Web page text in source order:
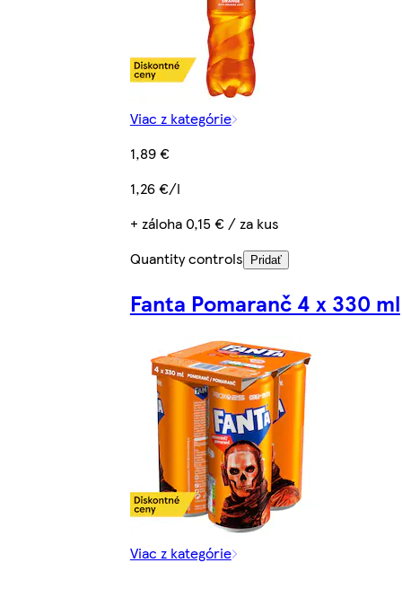
Viac z kategórie
1,89 €
1,26 €/l
+ záloha 0,15 € / za kus
Quantity controls
Pridať
Fanta Pomaranč 4 x 330 ml
Viac z kategórie